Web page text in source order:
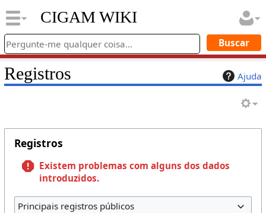
CIGAM WIKI
Ajuda
Registros
Registros
Existem problemas com alguns dos dados
introduzidos.
Principais registros públicos